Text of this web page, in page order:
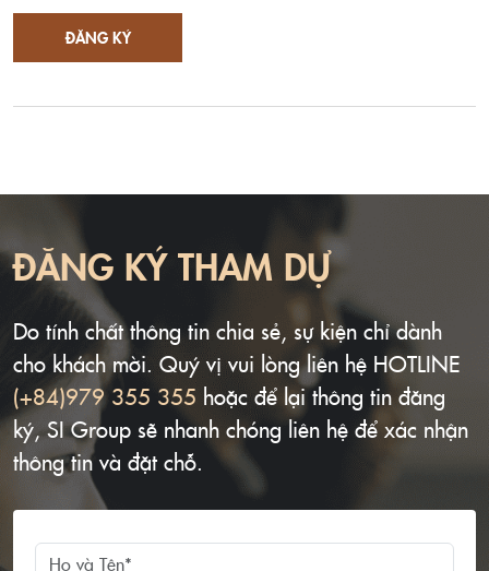
ĐĂNG KÝ
ĐĂNG KÝ THAM DỰ
Do tính chất thông tin chia sẻ, sự kiện chỉ dành
cho khách mời. Quý vị vui lòng liên hệ HOTLINE
(+84)979 355 355 hoặc để lại thông tin đăng
ký, SI Group sẽ nhanh chóng liên hệ để xác nhận
thông tin và đặt chỗ.